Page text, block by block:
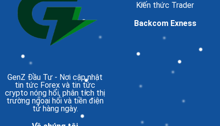
GenZ Đầu Tư - Nơi cập nhật
tin tức Forex và tin tức
crypto nóng hổi, phân tích thị
trường ngoại hối và tiền điện
tử hàng ngày.
Kiến thức Trader
Backcom Exness